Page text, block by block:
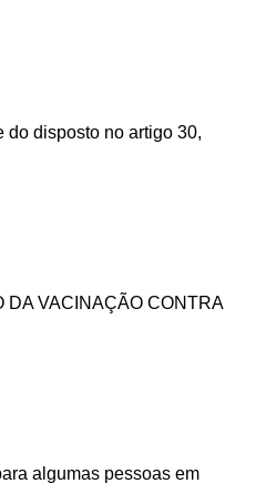
do disposto no artigo 30,
DA VACINAÇÃO CONTRA
algumas pessoas em